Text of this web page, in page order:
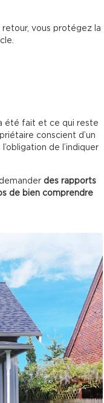
retour, vous protégez la
été fait et ce qui reste
conscient d’un
de l’indiquer
des rapports
de bien comprendre